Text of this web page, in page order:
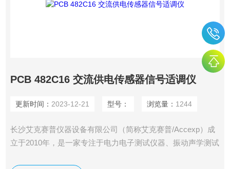
PCB 482C16 交流供电传感器信号适调仪
更新时间： 2023-12-21 型号： 浏览量： 1244
长沙艾克赛普仪器设备有限公司（简称艾克赛普/Accexp）成
立于2010年，是一家专注于电力电子测试仪器、振动声学测试